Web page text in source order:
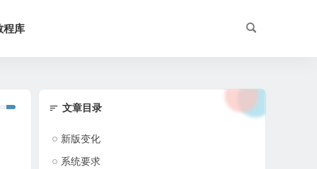
程库
文章目录
新版变化
系统要求